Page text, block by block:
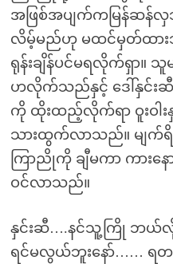
အဖြစ်အပျက်ကမြန်ဆန်
လိမ့်မည်ဟု မထင်မှတ်ထားသ
ရုန်းချိန်ပင်မရလိုက်ရှာ။
ဟလိုက်သည်နှင့် ဒေါ်နှင်
ကို ထိုးထည့်လိုက်ရာ ဝူးဝါ
သားထွက်လာသည်။ မျက်ရိ
ကြာညိုကို ချီမကာ ကားန
ဝင်လာသည်။
နှင်းဆီ….နင်သူ့ကြို ဘယ်
ရင်မလွယ်ဘူးနော်…… ရတ